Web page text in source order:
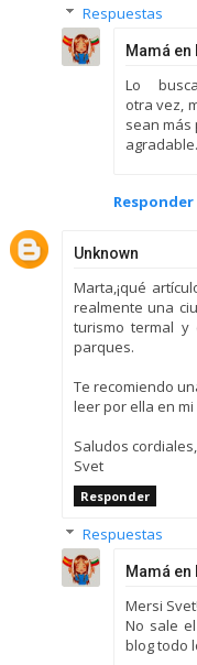
Respuestas
Mamá
Lo
otra vez,
sean
Responder
Unknown
Marta,¡qué
realmente una
turismo termal
parques.
Te recomiendo
leer por ella en mi
Saludos cordiales,
Svet
Responder
Respuestas
Mamá en
Mersi Svet!
No sale
blog todo